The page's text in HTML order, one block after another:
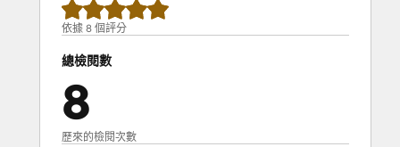
依據 8 個評分
總檢閱數
8
歷來的檢閱次數